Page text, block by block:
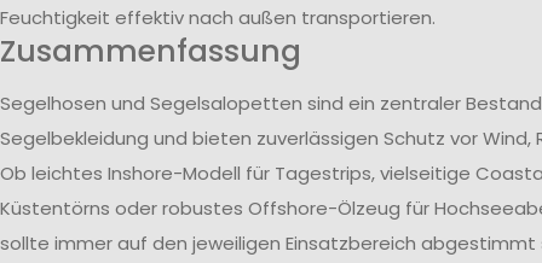
Feuchtigkeit effektiv nach außen transportieren.
Zusammenfassung
Segelhosen und Segelsalopetten sind ein zentraler
Segelbekleidung und bieten zuverlässigen Schutz vor Wind,
Ob leichtes Inshore-Modell für Tagestrips, vielseitige
Küstentörns oder robustes Offshore-Ölzeug für
sollte immer auf den jeweiligen Einsatzbereich abgestimmt